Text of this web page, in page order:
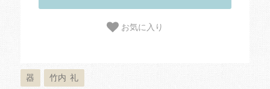
お気に入り
器 竹内 礼